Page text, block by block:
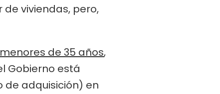
viviendas, pero,
de 35 años,
Gobierno está
de adquisición) en